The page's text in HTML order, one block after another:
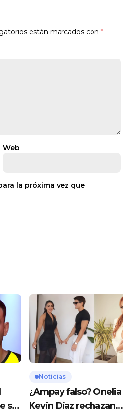
están marcados con *
Web
la próxima vez que
su
Noticias
¿Ampay falso?
Kevin Díaz rechazan